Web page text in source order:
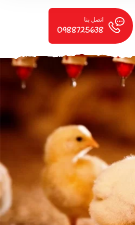
اتصل بنا
0988725638